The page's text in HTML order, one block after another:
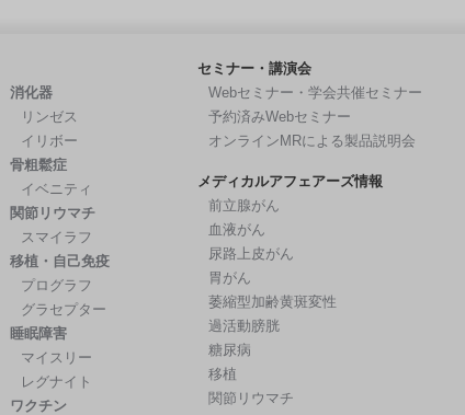
消化器
リンゼス
イリボー
骨粗鬆症
イベニティ
関節リウマチ
スマイラフ
移植・自己免疫
プログラフ
グラセプター
睡眠障害
マイスリー
レグナイト
ワクチン
セミナー・講演会
Webセミナー・学会共催セミナー
予約済みWebセミナー
オンラインMRによる製品説明会
メディカルアフェアーズ情報
前立腺がん
血液がん
尿路上皮がん
胃がん
萎縮型加齢黄斑変性
過活動膀胱
糖尿病
移植
関節リウマチ